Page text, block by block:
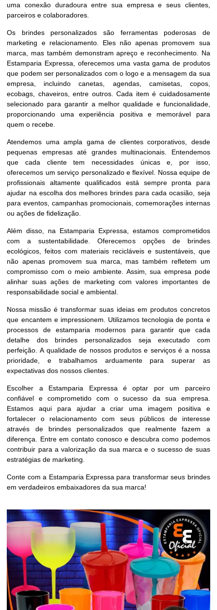
uma conexão duradoura entre sua empresa e seus clientes,
parceiros e colaboradores.
Os brindes personalizados são ferramentas poderosas de
marketing e relacionamento. Eles não apenas promovem sua
marca, mas também demonstram apreço e reconhecimento. Na
Estamparia Expressa, oferecemos uma vasta gama de produtos
que podem ser personalizados com o logo e a mensagem da sua
empresa, incluindo canetas, agendas, camisetas, copos,
ecobags, chaveiros, entre outros. Cada item é cuidadosamente
selecionado para garantir a melhor qualidade e funcionalidade,
proporcionando uma experiência positiva e memorável para
quem o recebe.
Atendemos uma ampla gama de clientes corporativos, desde
pequenas empresas até grandes multinacionais. Entendemos
que cada cliente tem necessidades únicas e, por isso,
oferecemos um serviço personalizado e flexível. Nossa equipe de
profissionais altamente qualificados está sempre pronta para
ajudar na escolha dos melhores brindes para cada ocasião, seja
para eventos, campanhas promocionais, comemorações internas
ou ações de fidelização.
Além disso, na Estamparia Expressa, estamos comprometidos
com a sustentabilidade. Oferecemos opções de brindes
ecológicos, feitos com materiais recicláveis e sustentáveis, que
não apenas promovem sua marca, mas também refletem um
compromisso com o meio ambiente. Assim, sua empresa pode
alinhar suas ações de marketing com valores importantes de
responsabilidade social e ambiental.
Nossa missão é transformar suas ideias em produtos concretos
que encantem e impressionem. Utilizamos tecnologia de ponta e
processos de estamparia modernos para garantir que cada
detalhe dos brindes personalizados seja executado com
perfeição. A qualidade de nossos produtos e serviços é a nossa
prioridade, e trabalhamos arduamente para superar as
expectativas dos nossos clientes.
Escolher a Estamparia Expressa é optar por um parceiro
confiável e comprometido com o sucesso da sua empresa.
Estamos aqui para ajudar a criar uma imagem positiva e
fortalecer o relacionamento com seus públicos de interesse
através de brindes personalizados que realmente fazem a
diferença. Entre em contato conosco e descubra como podemos
contribuir para a valorização da sua marca e o sucesso de suas
estratégias de marketing.
Conte com a Estamparia Expressa para transformar seus brindes
em verdadeiros embaixadores da sua marca!